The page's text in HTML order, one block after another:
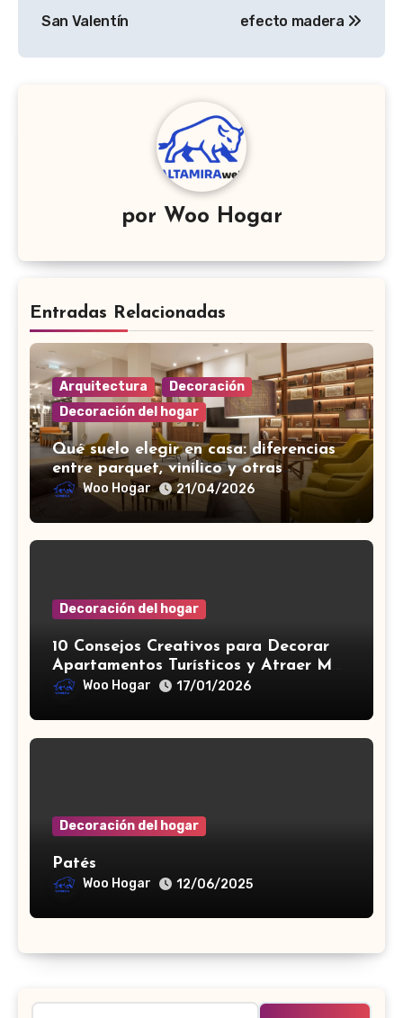
entradas
San Valentín
efecto madera
por Woo Hogar
Entradas Relacionadas
Arquitectura
Decoración
Decoración del hogar
Qué suelo elegir en casa: diferencias
entre parquet, vinílico y otras
opciones
Woo Hogar 21/04/2026
Decoración del hogar
10 Consejos Creativos para Decorar
Apartamentos Turísticos y Atraer Más
Visitantes
Woo Hogar 17/01/2026
Decoración del hogar
Patés
Woo Hogar 12/06/2025